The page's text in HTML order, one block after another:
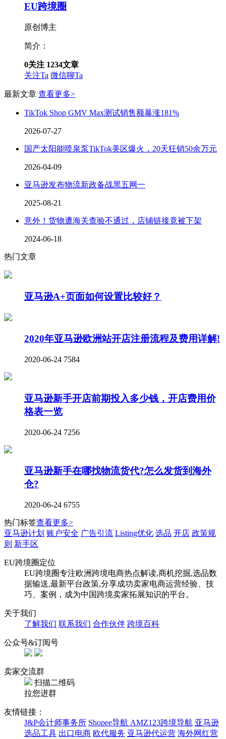
EU跨境圈
原创博主
简介：
0关注 1234文章
关注Ta 微信聊Ta
最新文章 查看更多>
TikTok Shop GMV Max测试销售额暴涨181%
2026-07-27
国产太阳能喷泉泵TikTok美区爆火，20天狂销50余万元
2026-04-09
亚马逊发布物流新政备战黑五网一
2025-08-21
意外！货物遭海关查验不通过，店铺链接竟被下架
2024-06-18
热门文章
亚马逊A+页面如何设置比较好？
2020年亚马逊欧洲站开店注册流程及费用详解!
2020-06-24 7584
亚马逊新手开店前期投入多少钱，开店费用价
格表一览
2020-06-24 7256
亚马逊新手在哪找物流货代?怎么发货到海外
仓?
2020-06-24 6755
热门标签查看更多>
亚马逊计划 账户安全 广告引流 Listing优化 选品 开店 政策规
则 新手区
EU跨境圈定位
EU跨境圈专注欧洲跨境电商热点解读,商机挖掘,选品数
据输送,最新平台政策,分享成功卖家电商运营经验、技
巧、案例，成为中国跨境卖家拓展知识的平台。
关于我们
了解我们 联系我们 合作伙伴 跨境百科
公众号&订阅号
卖家交流群
扫描二维码
拉您进群
友情链接：
J&P会计师事务所 Shopee导航 AMZ123跨境导航 亚马逊
选品工具 出口电商 欧代服务 亚马逊代运营 海外网红营